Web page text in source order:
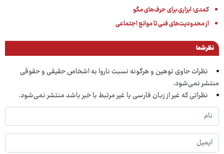
کمدی؛ ابزاری برای حرف‌های مگو
از محدودیت‌های فنی تا موانع اجتماعی
نظر شما
نظرات حاوی توهین و هرگونه نسبت ناروا به اشخاص حقیقی و حقوقی
منتشر نمی‌شود.
نظراتی که غیر از زبان فارسی یا غیر مرتبط با خبر باشد منتشر نمی‌شود.